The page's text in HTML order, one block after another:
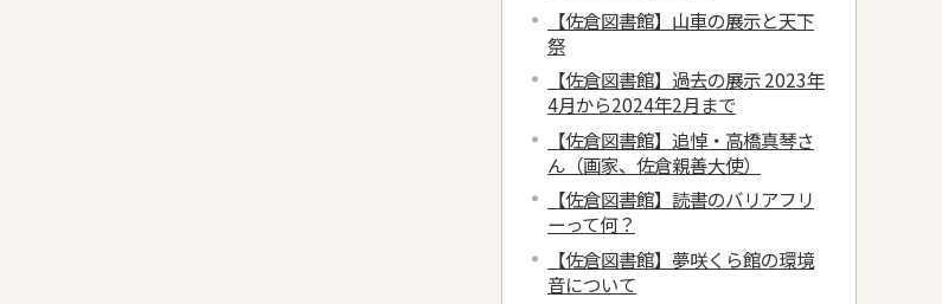
【佐倉図書館】山車の展示と天下
祭
【佐倉図書館】過去の展示 2023年
4月から2024年2月まで
【佐倉図書館】追悼・高橋真琴さ
ん（画家、佐倉親善大使）
【佐倉図書館】読書のバリアフリ
ーって何？
【佐倉図書館】夢咲くら館の環境
音について